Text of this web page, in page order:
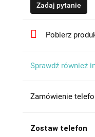
Zadaj pytanie
Pobierz
Sprawdź również
Zamówienie
Zostaw telefon